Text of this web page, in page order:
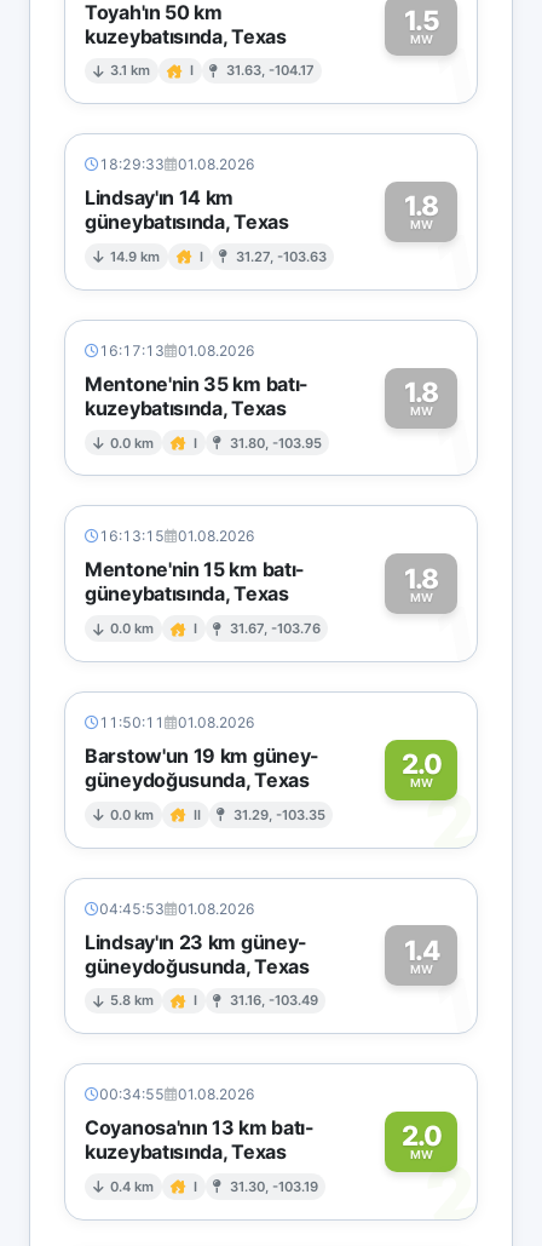
Toyah'ın 50 km
kuzeybatısında, Texas
3.1 km I 31.63, -104.17
1.5
MW1
18:29:33 01.08.2026
Lindsay'ın 14 km
güneybatısında, Texas
14.9 km I 31.27, -103.63
1.8
MW1
16:17:13 01.08.2026
Mentone'nin 35 km batı-
kuzeybatısında, Texas
0.0 km I 31.80, -103.95
1.8
MW1
16:13:15 01.08.2026
Mentone'nin 15 km batı-
güneybatısında, Texas
0.0 km I 31.67, -103.76
1.8
MW1
11:50:11 01.08.2026
Barstow'un 19 km güney-
güneydoğusunda, Texas
0.0 km II 31.29, -103.35
2.0
MW2
04:45:53 01.08.2026
Lindsay'ın 23 km güney-
güneydoğusunda, Texas
5.8 km I 31.16, -103.49
1.4
MW1
00:34:55 01.08.2026
Coyanosa'nın 13 km batı-
kuzeybatısında, Texas
0.4 km I 31.30, -103.19
2.0
MW
2